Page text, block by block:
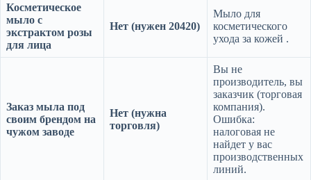
Косметическое
мыло с
экстрактом розы
для лица
Нет (нужен 20420)
Мыло для
косметического
ухода за кожей .
Заказ мыла под
своим брендом на
чужом заводе
Нет (нужна
торговля)
Вы не
производитель, вы
заказчик (торговая
компания).
Ошибка:
налоговая не
найдет у вас
производственных
линий.